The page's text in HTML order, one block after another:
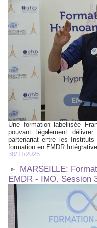
Une formation labellisée
pouvant légalement
partenariat entre les Instituts
formation en EMDR
30/11/2026
MARSEILLE:
EMDR - IMO. Session